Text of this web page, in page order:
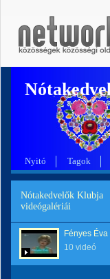
Nyitó Tagok
Nótakedvelők Klubja
videógalériái
Fényes Éva
10 videó